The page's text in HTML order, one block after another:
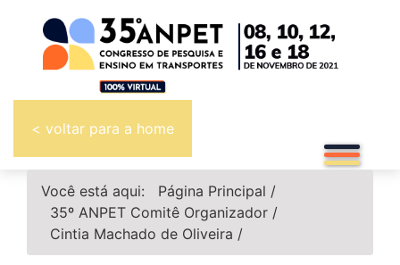
< voltar para a home
Você está aqui: Página Principal /
35º ANPET Comitê Organizador /
Cintia Machado de Oliveira /